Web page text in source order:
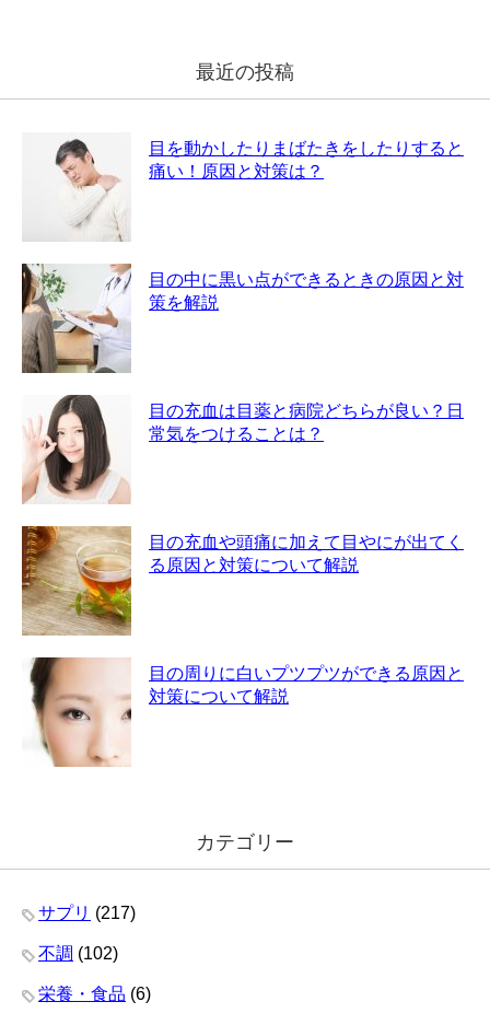
最近の投稿
目を動かしたりまばたきをしたりすると
痛い！原因と対策は？
目の中に黒い点ができるときの原因と対
策を解説
目の充血は目薬と病院どちらが良い？日
常気をつけることは？
目の充血や頭痛に加えて目やにが出てく
る原因と対策について解説
目の周りに白いプツプツができる原因と
対策について解説
カテゴリー
サプリ (217)
不調 (102)
栄養・食品 (6)